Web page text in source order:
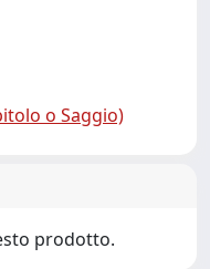
o Saggio)
prodotto.